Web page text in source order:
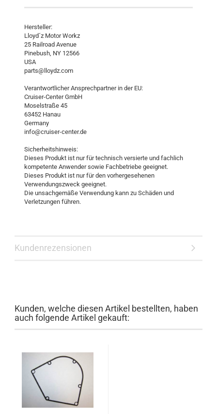
Hersteller:
Lloyd´z Motor Workz
25 Railroad Avenue
Pinebush, NY 12566
USA
parts@lloydz.com
Verantwortlicher Ansprechpartner in der EU:
Cruiser-Center GmbH
Moselstraße 45
63452 Hanau
Germany
info@cruiser-center.de
Sicherheitshinweis:
Dieses Produkt ist nur für technisch versierte und fachlich
kompetente Anwender sowie Fachbetriebe geeignet.
Dieses Produkt ist nur für den vorhergesehenen
Verwendungszweck geeignet.
Die unsachgemäße Verwendung kann zu Schäden und
Verletzungen führen.
Kundenrezensionen
Kunden, welche diesen Artikel bestellten, haben
auch folgende Artikel gekauft: